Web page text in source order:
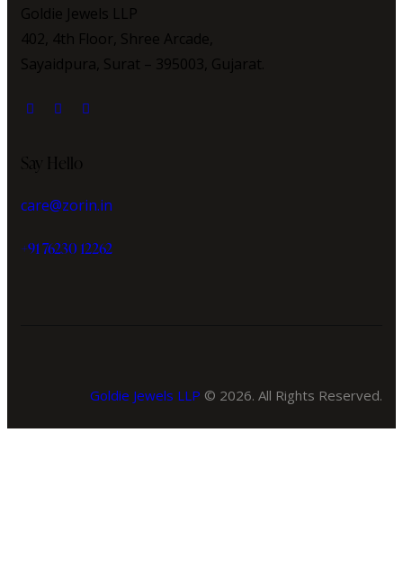
Goldie Jewels LLP
402, 4th Floor, Shree Arcade,
Sayaidpura, Surat – 395003, Gujarat.
Say Hello
care@zorin.in
+91 76230 12262
Goldie Jewels LLP © 2026. All Rights Reserved.